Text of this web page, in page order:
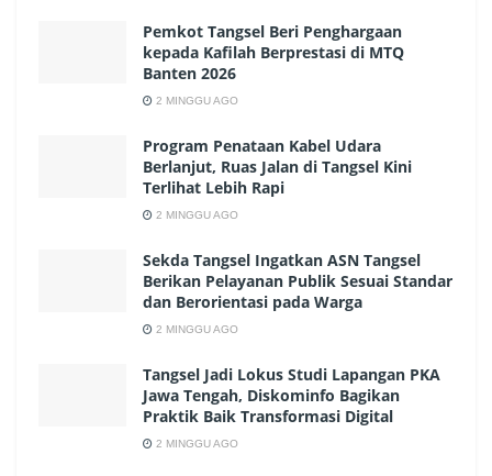
Pemkot Tangsel Beri Penghargaan
kepada Kafilah Berprestasi di MTQ
Banten 2026
2 MINGGU AGO
Program Penataan Kabel Udara
Berlanjut, Ruas Jalan di Tangsel Kini
Terlihat Lebih Rapi
2 MINGGU AGO
Sekda Tangsel Ingatkan ASN Tangsel
Berikan Pelayanan Publik Sesuai Standar
dan Berorientasi pada Warga
2 MINGGU AGO
Tangsel Jadi Lokus Studi Lapangan PKA
Jawa Tengah, Diskominfo Bagikan
Praktik Baik Transformasi Digital
2 MINGGU AGO